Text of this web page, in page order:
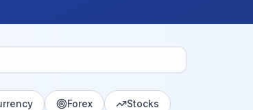
Forex Stocks